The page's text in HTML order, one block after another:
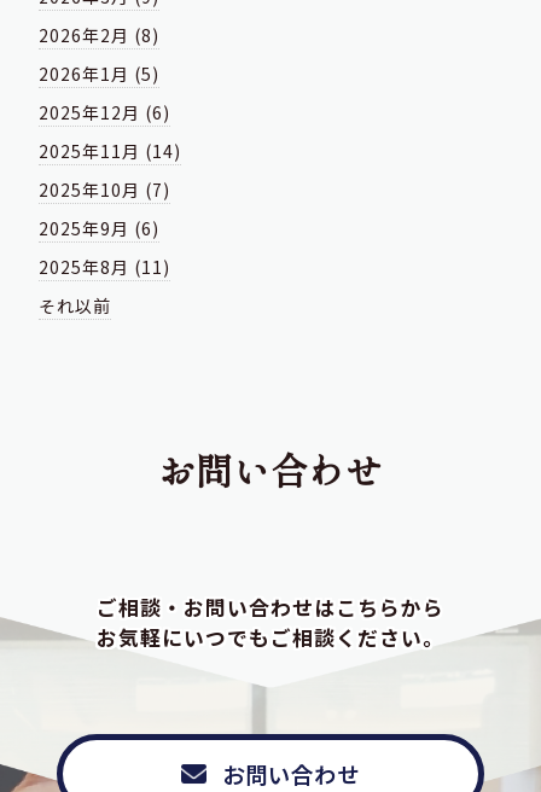
2026年2月 (8)
2026年1月 (5)
2025年12月 (6)
2025年11月 (14)
2025年10月 (7)
2025年9月 (6)
2025年8月 (11)
それ以前
お問い合わせ
ご相談・お問い合わせはこちらから
お気軽にいつでもご相談ください。
お問い合わせ